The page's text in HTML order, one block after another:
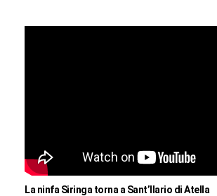
La ninfa Siringa torna a Sant’Ilario di Atella